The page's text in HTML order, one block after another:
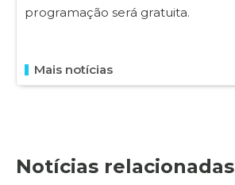
programação será gratuita.
Mais notícias
Notícias relacionadas